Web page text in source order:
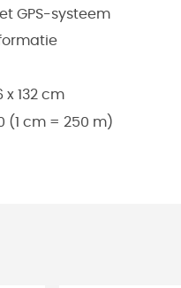
GPS-systeem
x 132 cm
(1 cm = 250 m)